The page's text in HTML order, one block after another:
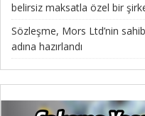
belirsiz maksatla özel bir
Sözleşme, Mors Ltd’nin
adına hazırlandı